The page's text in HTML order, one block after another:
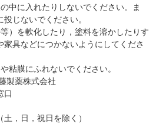
中に入れたりしないでください。ま
じないでください。
）を軟化したり，塗料を溶かしたりす
具などにつかないようにしてくださ
粘膜にふれないでください。
製薬株式会社
口
，日，祝日を除く）